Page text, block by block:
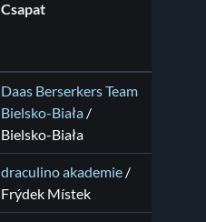
Csapat
Daas Berserkers Team
Bielsko-Biała /
Bielsko-Biała
draculino akademie /
Frýdek Místek